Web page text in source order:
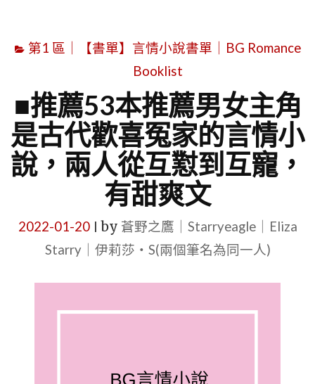
第1 區｜【書單】言情小說書單｜BG Romance
Booklist
■推薦53本推薦男女主角
是古代歡喜冤家的言情小
說，兩人從互懟到互寵，
有甜爽文
2022-01-20| by 蒼野之鷹｜Starryeagle｜Eliza
Starry｜伊莉莎・S(兩個筆名為同一人)